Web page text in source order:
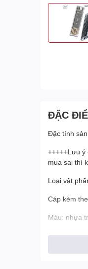
ĐẶC
Đặc tính
+++++Lưu
mua sai thì
Loại vật
Cáp kèm
Màu: nhựa
Kích thước
Tốc độ